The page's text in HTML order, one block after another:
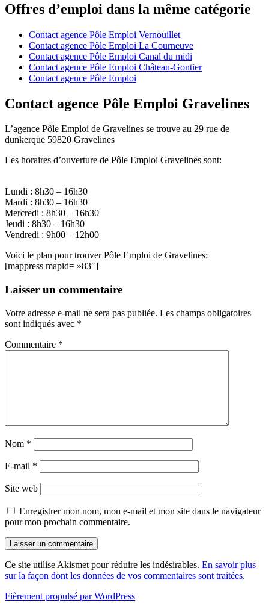
Offres d’emploi dans la même catégorie
Contact agence Pôle Emploi Vernouillet
Contact agence Pôle Emploi La Courneuve
Contact agence Pôle Emploi Canal du midi
Contact agence Pôle Emploi Château-Gontier
Contact agence Pôle Emploi
Contact agence Pôle Emploi Gravelines
L’agence Pôle Emploi de Gravelines se trouve au 29 rue de
dunkerque 59820 Gravelines
Les horaires d’ouverture de Pôle Emploi Gravelines sont:
Lundi : 8h30 – 16h30
Mardi : 8h30 – 16h30
Mercredi : 8h30 – 16h30
Jeudi : 8h30 – 16h30
Vendredi : 9h00 – 12h00
Voici le plan pour trouver Pôle Emploi de Gravelines:
[mappress mapid= »83″]
Laisser un commentaire
Votre adresse e-mail ne sera pas publiée. Les champs obligatoires
sont indiqués avec *
Commentaire *
Nom *
E-mail *
Site web
Enregistrer mon nom, mon e-mail et mon site dans le navigateur
pour mon prochain commentaire.
Ce site utilise Akismet pour réduire les indésirables. En savoir plus
sur la façon dont les données de vos commentaires sont traitées.
Fièrement propulsé par WordPress